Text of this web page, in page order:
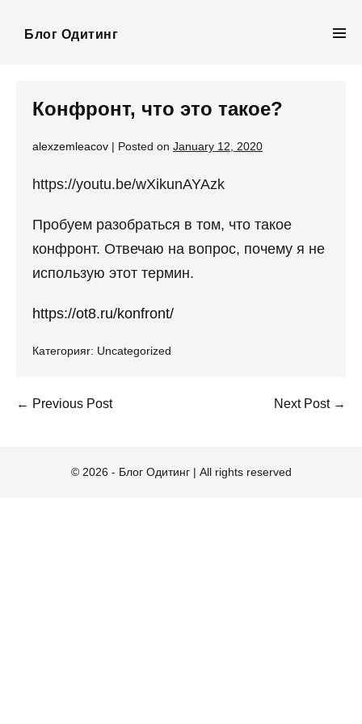
Блог Одитинг
Конфронт, что это такое?
alexzemleacov | Posted on January 12, 2020
https://youtu.be/wXikunAYAzk
Пробуем разобраться в том, что такое
конфронт. Отвечаю на вопрос, почему я не
использую этот термин.
https://ot8.ru/konfront/
Категорияr: Uncategorized
Post
← Previous Post Next Post →
© 2026 - Блог Одитинг | All rights reserved